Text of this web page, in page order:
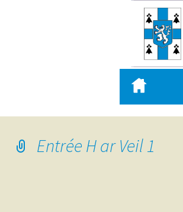
contenu
principal
Entrée H ar Veil 1